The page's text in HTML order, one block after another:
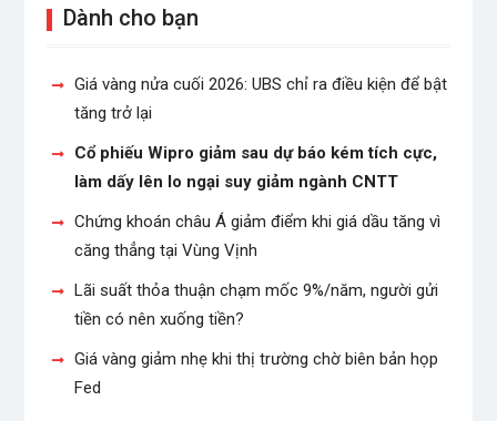
Dành cho bạn
Giá vàng nửa cuối 2026: UBS chỉ ra điều kiện để bật
tăng trở lại
Cổ phiếu Wipro giảm sau dự báo kém tích cực,
làm dấy lên lo ngại suy giảm ngành CNTT
Chứng khoán châu Á giảm điểm khi giá dầu tăng vì
căng thẳng tại Vùng Vịnh
Lãi suất thỏa thuận chạm mốc 9%/năm, người gửi
tiền có nên xuống tiền?
Giá vàng giảm nhẹ khi thị trường chờ biên bản họp
Fed